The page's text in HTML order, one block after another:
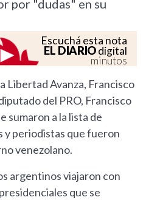
por "dudas" en su
Escuchá esta nota
EL DIARIOdigital
minutos
Libertad Avanza, Francisco
del PRO, Francisco
sumaron a la lista de
periodistas que fueron
venezolano.
argentinos viajaron con
que se